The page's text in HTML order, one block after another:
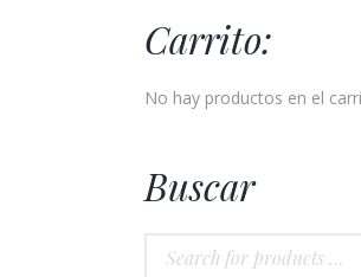
Carrito:
No hay productos en el
Buscar